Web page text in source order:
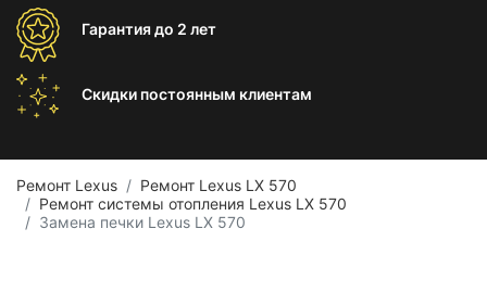
Гарантиядо 2 лет
Скидки постоянным клиентам
Ремонт Lexus
Ремонт Lexus LX 570
Ремонт системы отопления Lexus LX 570
Замена печки Lexus LX 570